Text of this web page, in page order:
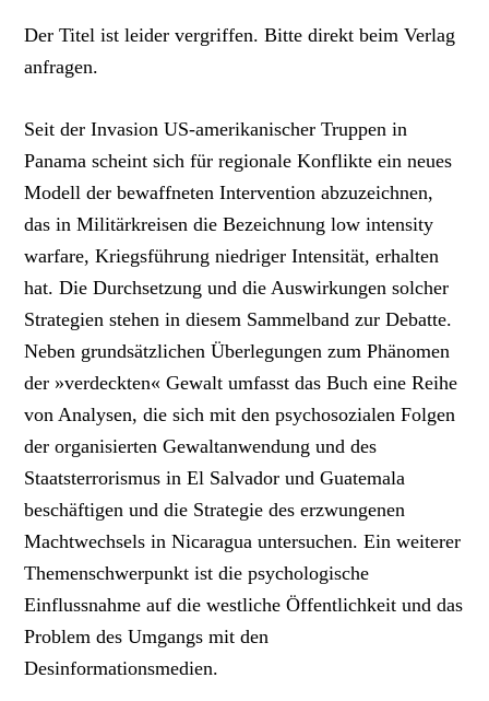
Der Titel ist leider vergriffen. Bitte direkt beim Verlag
anfragen.
Seit der Invasion US-amerikanischer Truppen in
Panama scheint sich für regionale Konflikte ein neues
Modell der bewaffneten Intervention abzuzeichnen,
das in Militärkreisen die Bezeichnung low intensity
warfare, Kriegsführung niedriger Intensität, erhalten
hat. Die Durchsetzung und die Auswirkungen solcher
Strategien stehen in diesem Sammelband zur Debatte.
Neben grundsätzlichen Überlegungen zum Phänomen
der »verdeckten« Gewalt umfasst das Buch eine Reihe
von Analysen, die sich mit den psychosozialen Folgen
der organisierten Gewaltanwendung und des
Staatsterrorismus in El Salvador und Guatemala
beschäftigen und die Strategie des erzwungenen
Machtwechsels in Nicaragua untersuchen. Ein weiterer
Themenschwerpunkt ist die psychologische
Einflussnahme auf die westliche Öffentlichkeit und das
Problem des Umgangs mit den
Desinformationsmedien.